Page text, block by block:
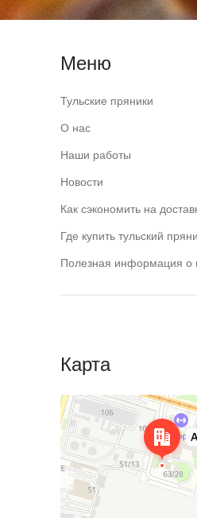
Меню
Тульские пряники
О нас
Наши работы
Новости
Как сэкономить на
Где купить тульский
Полезная информация о
Карта
Тула
Арсенальная улица, 63/28
Яндекс Карты